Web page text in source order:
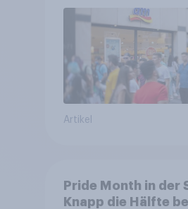
Artikel
Pride Month in der
Knapp die Hälfte